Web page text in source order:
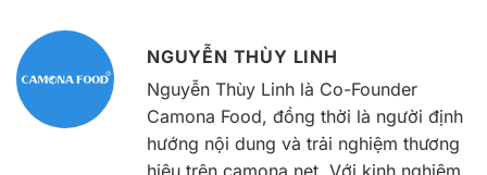
NGUYỄN THÙY LINH
Nguyễn Thùy Linh là Co-Founder
Camona Food, đồng thời là người định
hướng nội dung và trải nghiệm thương
hiệu trên camona.net. Với kinh nghiệm